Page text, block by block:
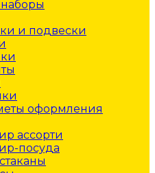
и подвески
оформления
ассорти
посуда